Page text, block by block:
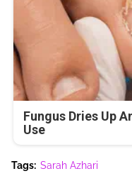
Fungus Dries Up
Use
Tags: Sarah Azhari